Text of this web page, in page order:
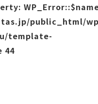
public_html/
template-
44